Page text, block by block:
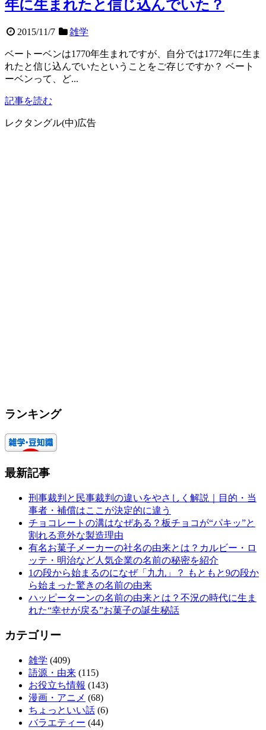
年に生まれたと信じ込んでいた？
2015/11/7 雑学
ベートーベンは1770年生まれですが、自分では1772年に生ま
れたと信じ込んでいたということをご存じですか？ ベート
ーベンって、ど...
記事を読む
レクタングル(中)広告
ランキング
最新記事
刑事裁判と民事裁判の違いをやさしく解説｜目的・当
事者・補償はここが決定的に違う
チョコレートの溝はなぜある？板チョコが“パキッ”と
割れる意外な製造理由
有名お菓子メーカーの社名の由来とは？カルビー・ロ
ッテ・明治など人気企業の名前の秘密を紹介
1の段から始まるのになぜ「九九」？ もともと9の段か
ら始まった驚きの名前の由来
ハッピーターンの名前の由来とは？不況の時代に生ま
れた“幸せが戻る”お菓子の誕生秘話
カテゴリー
雑学 (409)
語源・由来 (115)
お役立ち情報 (143)
漫画・アニメ (68)
ちょっといい話 (6)
バラエティー (44)